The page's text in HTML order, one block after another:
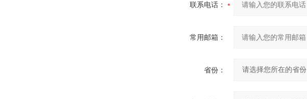
联系电话：
常用邮箱：
省份：